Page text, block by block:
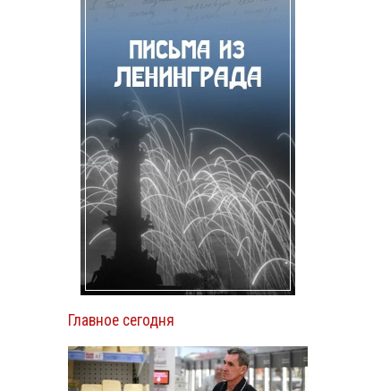
Главное сегодня